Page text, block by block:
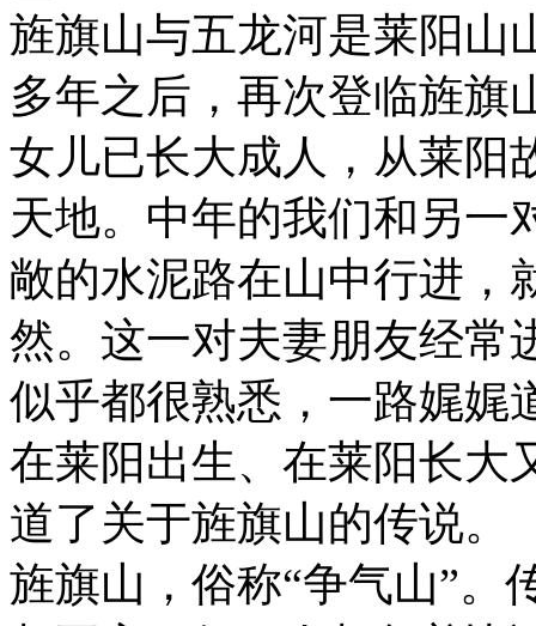
旌旗山与五龙河是莱阳山
多年之后，再次登临旌旗
女儿已长大成人，从莱阳
天地。中年的我们和另一
敞的水泥路在山中行进，
然。这一对夫妻朋友经常
似乎都很熟悉，一路娓娓
在莱阳出生、在莱阳长大
道了关于旌旗山的传说。
旌旗山，俗称“争气山”。